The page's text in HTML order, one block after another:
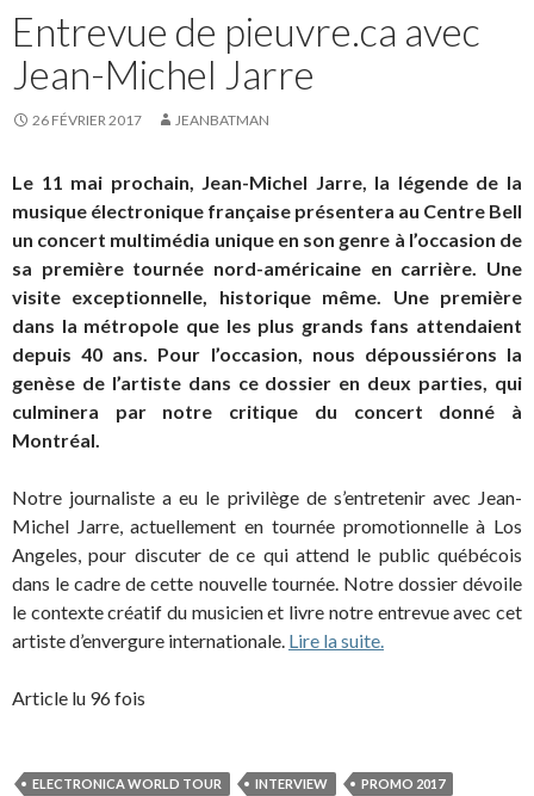
Entrevue de pieuvre.ca avec
Jean-Michel Jarre
26 FÉVRIER 2017 JEANBATMAN
Le 11 mai prochain, Jean-Michel Jarre, la légende de la
musique électronique française présentera au Centre Bell
un concert multimédia unique en son genre à l’occasion de
sa première tournée nord-américaine en carrière. Une
visite exceptionnelle, historique même. Une première
dans la métropole que les plus grands fans attendaient
depuis 40 ans. Pour l’occasion, nous dépoussiérons la
genèse de l’artiste dans ce dossier en deux parties, qui
culminera par notre critique du concert donné à
Montréal.
Notre journaliste a eu le privilège de s’entretenir avec Jean-
Michel Jarre, actuellement en tournée promotionnelle à Los
Angeles, pour discuter de ce qui attend le public québécois
dans le cadre de cette nouvelle tournée. Notre dossier dévoile
le contexte créatif du musicien et livre notre entrevue avec cet
artiste d’envergure internationale. Lire la suite.
Article lu 96 fois
ELECTRONICA WORLD TOUR INTERVIEW
PROMO 2017